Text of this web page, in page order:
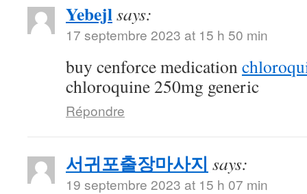
Yebejlsays:
17 septembre 2023 at 15 h 50 min
buy cenforce medication
chloroquine 250mg generic
Répondre
서귀포출장마사지 says:
19 septembre 2023 at 15 h 07 min